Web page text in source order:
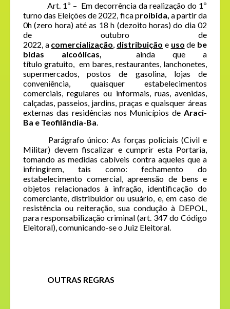
Art. 1º – Em decorrência da realização do 1º
turno das Eleições de 2022, fica proibida, a partir da
0h (zero hora) até as 18 h (dezoito horas) do dia 02
de outubro de
2022, a comercialização, distribuição e uso de be
bidas alcoólicas, ainda que a
título gratuito, em bares, restaurantes, lanchonetes,
supermercados, postos de gasolina, lojas de
conveniência, quaisquer estabelecimentos
comerciais, regulares ou informais, ruas, avenidas,
calçadas, passeios, jardins, praças e quaisquer áreas
externas das residências nos Municípios de Araci-
Ba e Teofilândia-Ba.
Parágrafo único: As forças policiais (Civil e
Militar) devem fiscalizar e cumprir esta Portaria,
tomando as medidas cabíveis contra aqueles que a
infringirem, tais como: fechamento do
estabelecimento comercial, apreensão de bens e
objetos relacionados à infração, identificação do
comerciante, distribuidor ou usuário, e, em caso de
resistência ou reiteração, sua condução à DEPOL,
para responsabilização criminal (art. 347 do Código
Eleitoral), comunicando-se o Juiz Eleitoral.
OUTRAS REGRAS